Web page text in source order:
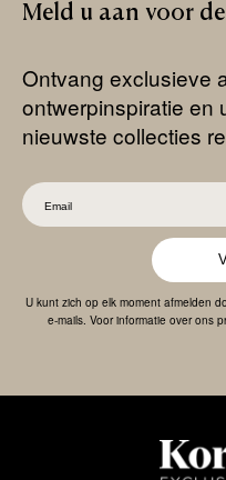
Meld u aan voor de
Ontvang exclusieve
ontwerpinspiratie en
nieuwste collecties
U kunt zich op elk moment afmelden
e-mails. Voor informatie over ons